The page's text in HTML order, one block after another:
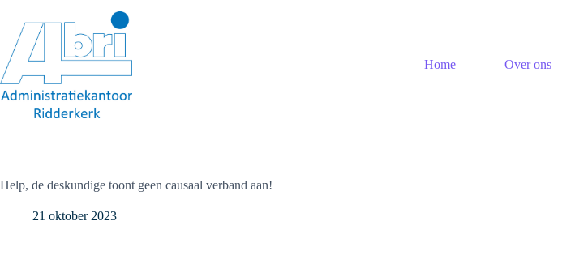
inhoud
Home
Over ons
Help, de deskundige toont geen causaal verband aan!
21 oktober 2023